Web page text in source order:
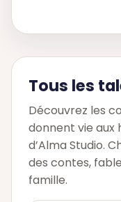
Tous les
Découvrez les
donnent vie aux
d’Alma Studio.
des contes,
famille.